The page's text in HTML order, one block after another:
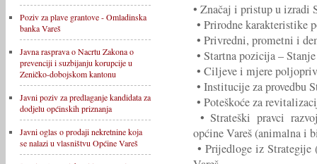
Poziv za plave grantove - Omladinska
banka Vareš
Javna rasprava o Nacrtu Zakona o
prevenciji i suzbijanju korupcije u
Zeničko-dobojskom kantonu
Javni poziv za predlaganje kandidata za
dodjelu općinskih priznanja
Javni oglas o prodaji nekretnine koja
se nalazi u vlasništvu Općine Vareš
• Značaj i pristup u izradi
• Prirodne karakteristike
• Privredni, prometni i
• Startna pozicija –
• Ciljeve i mjere
• Institucije za provedbu
• Poteškoće za
• Strateški pravci
općine Vareš (animalna i
• Prijedloge iz Strategije